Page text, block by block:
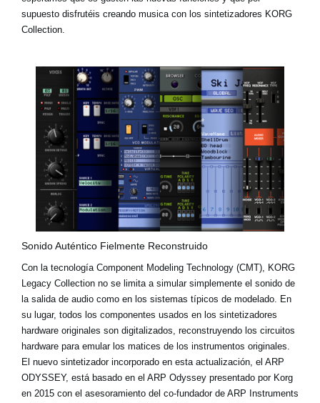
supuesto disfrutéis creando musica con los sintetizadores KORG
Collection.
Sonido Auténtico Fielmente Reconstruido
Con la tecnología Component Modeling Technology (CMT), KORG
Legacy Collection no se limita a simular simplemente el sonido de
la salida de audio como en los sistemas típicos de modelado. En
su lugar, todos los componentes usados en los sintetizadores
hardware originales son digitalizados, reconstruyendo los circuitos
hardware para emular los matices de los instrumentos originales.
El nuevo sintetizador incorporado en esta actualización, el ARP
ODYSSEY, está basado en el ARP Odyssey presentado por Korg
en 2015 con el asesoramiento del co-fundador de ARP Instruments